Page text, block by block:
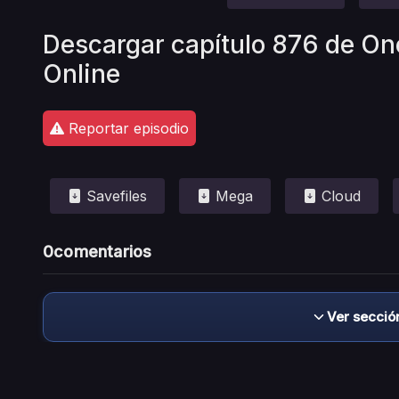
Descargar capítulo 876 de
Online
Reportar episodio
Savefiles Mega Cloud
0comentarios
Ver